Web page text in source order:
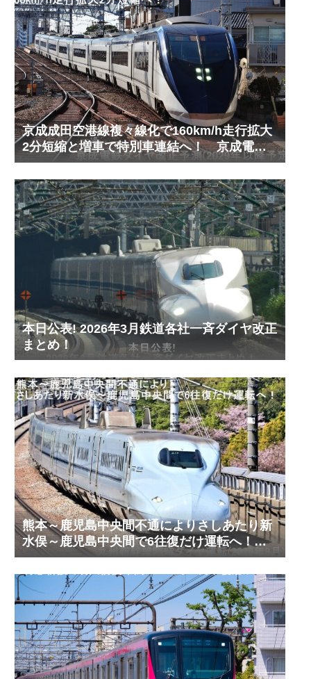
京成成田空港線複々線化で160km/h走行拡大
2分短縮と増車で特別車連結へ！ 京成電鉄
ダイヤ改正予測(2029年以降予定)
本日公表! 2026年3月鉄道各社一斉ダイヤ改正
まとめ！
熊本～鹿児島中央間不通によりさしあたり新
水俣～鹿児島中央間で6往復だけ運転へ！
九州新幹線臨時ダイヤ運転(2026年8月)